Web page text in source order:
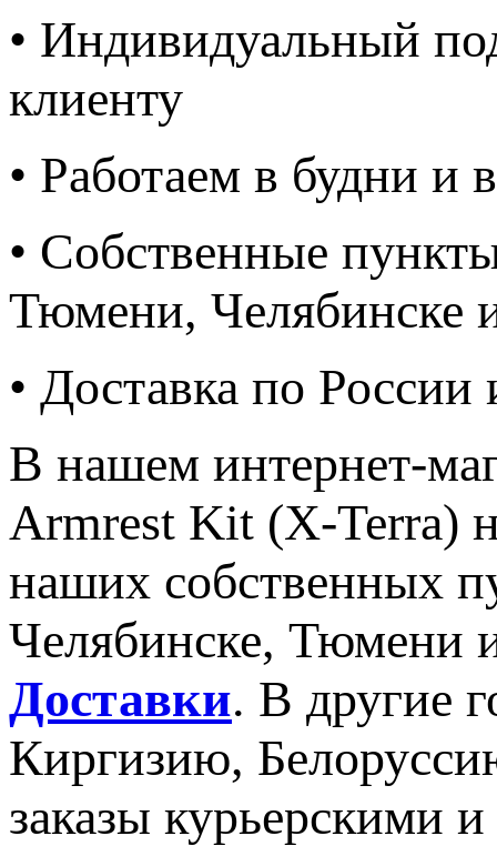
• Индивидуальный
клиенту
• Работаем в будни и
• Собственные
Тюмени, Челябинске
• Доставка по
В нашем интернет-
Armrest Kit (X-Terra)
наших собственных
Челябинске, Тюмени
Доставки. В другие
Киргизию,
заказы курьерскими